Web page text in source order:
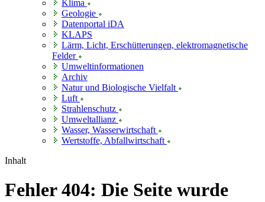
Klima
Geologie
Datenportal iDA
KLAPS
Lärm, Licht, Erschütterungen, elektromagnetische
Felder
Umweltinformationen
Archiv
Natur und Biologische Vielfalt
Luft
Strahlenschutz
Umweltallianz
Wasser, Wasserwirtschaft
Wertstoffe, Abfallwirtschaft
Inhalt
Fehler 404: Die Seite wurde